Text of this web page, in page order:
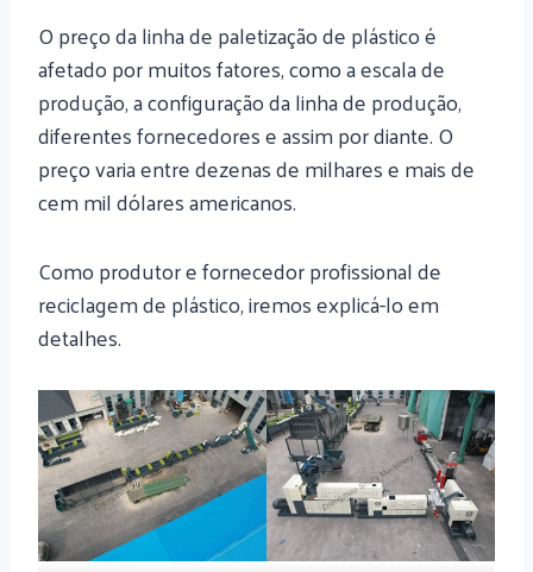
O preço da linha de paletização de plástico é
afetado por muitos fatores, como a escala de
produção, a configuração da linha de produção,
diferentes fornecedores e assim por diante. O
preço varia entre dezenas de milhares e mais de
cem mil dólares americanos.
Como produtor e fornecedor profissional de
reciclagem de plástico, iremos explicá-lo em
detalhes.